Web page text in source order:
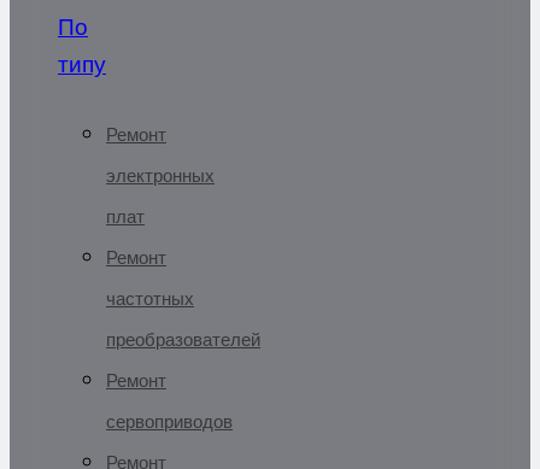
По
типу
Ремонт
электронных
плат
Ремонт
частотных
преобразователей
Ремонт
сервоприводов
Ремонт